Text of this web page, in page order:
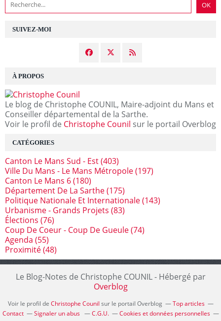
SUIVEZ-MOI
À PROPOS
Le blog de Christophe COUNIL, Maire-adjoint du Mans et
Conseiller départemental de la Sarthe.
Voir le profil de Christophe Counil sur le portail Overblog
CATÉGORIES
Canton Le Mans Sud - Est(403)
Ville Du Mans - Le Mans Métropole(197)
Canton Le Mans 6(180)
Département De La Sarthe(175)
Politique Nationale Et Internationale(143)
Urbanisme - Grands Projets (83)
Élections (76)
Coup De Coeur - Coup De Gueule(74)
Agenda (55)
Proximité(48)
Le Blog-Notes de Christophe COUNIL - Hébergé par
Overblog
Voir le profil de Christophe Counil sur le portail Overblog
Top articles
Contact
Signaler un abus C.G.U.
Cookies et données personnelles